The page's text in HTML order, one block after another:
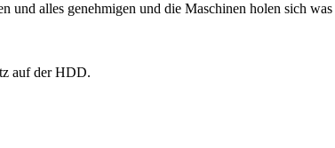
und alles genehmigen und die Maschinen holen sich
auf der HDD.